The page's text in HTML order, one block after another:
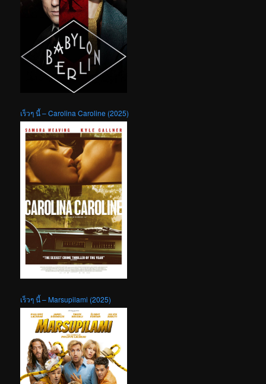
เร็วๆ นี้ – Carolina Caroline (2025)
เร็วๆ นี้ – Marsupilami (2025)